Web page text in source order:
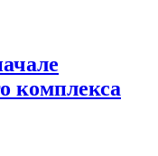
комплекса